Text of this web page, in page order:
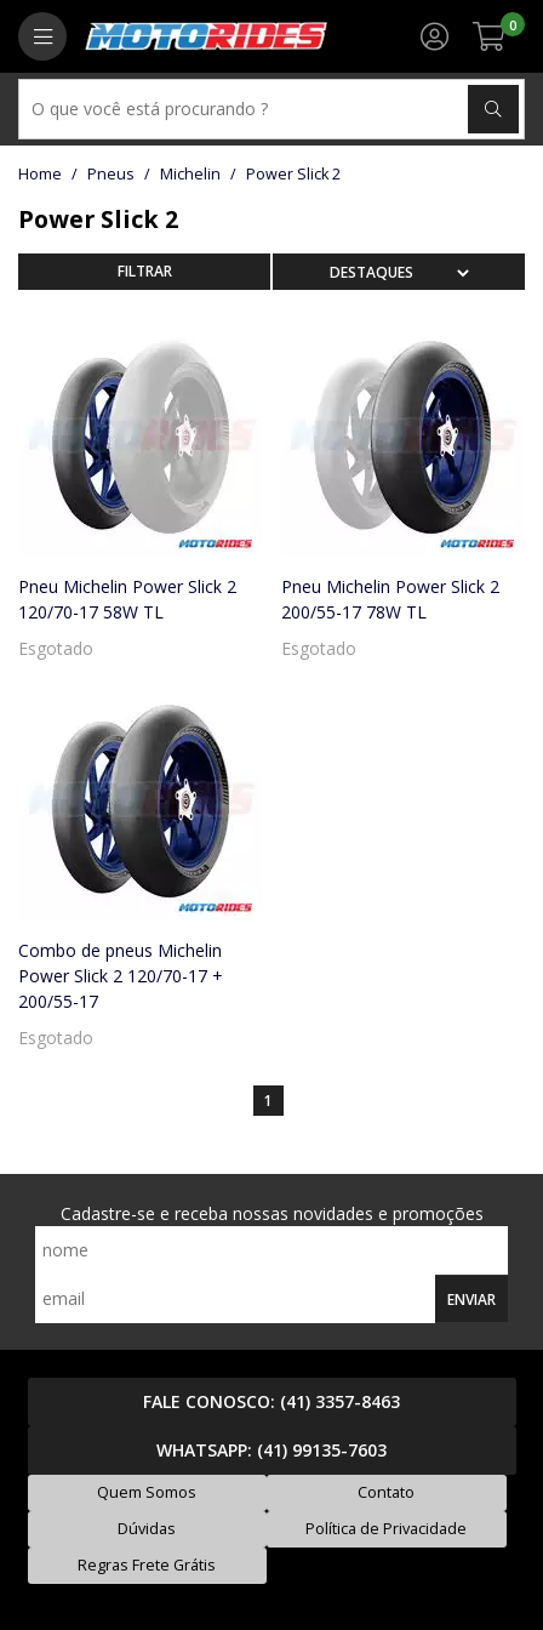
0
Pneus Michelin Power Slick 2
Power Slick 2
Pneu Michelin Power Slick 2
120/70-17 58W TL
Esgotado
Pneu Michelin Power Slick 2
200/55-17 78W TL
Esgotado
Combo de pneus Michelin
Power Slick 2 120/70-17 +
200/55-17
Esgotado
1
Cadastre-se e receba nossas novidades e promoções
ENVIAR
FALE CONOSCO: (41) 3357-8463
WHATSAPP: (41) 99135-7603
Quem Somos
Contato
Dúvidas
Política de Privacidade
Regras Frete Grátis